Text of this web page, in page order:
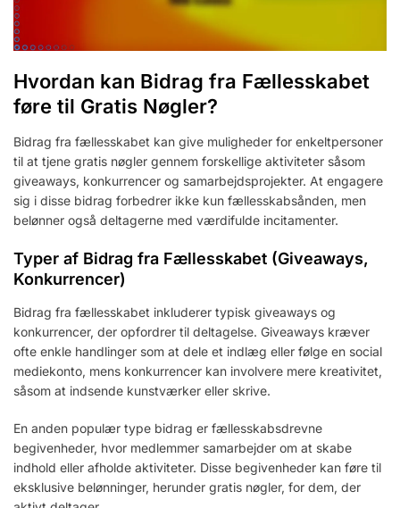
Hvordan kan Bidrag fra Fællesskabet
føre til Gratis Nøgler?
Bidrag fra fællesskabet kan give muligheder for enkeltpersoner
til at tjene gratis nøgler gennem forskellige aktiviteter såsom
giveaways, konkurrencer og samarbejdsprojekter. At engagere
sig i disse bidrag forbedrer ikke kun fællesskabsånden, men
belønner også deltagerne med værdifulde incitamenter.
Typer af Bidrag fra Fællesskabet (Giveaways,
Konkurrencer)
Bidrag fra fællesskabet inkluderer typisk giveaways og
konkurrencer, der opfordrer til deltagelse. Giveaways kræver
ofte enkle handlinger som at dele et indlæg eller følge en social
mediekonto, mens konkurrencer kan involvere mere kreativitet,
såsom at indsende kunstværker eller skrive.
En anden populær type bidrag er fællesskabsdrevne
begivenheder, hvor medlemmer samarbejder om at skabe
indhold eller afholde aktiviteter. Disse begivenheder kan føre til
eksklusive belønninger, herunder gratis nøgler, for dem, der